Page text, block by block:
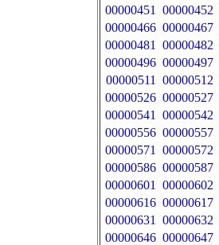
00000451
00000452
00000466 00000467
00000481
00000482
00000496 00000497
00000511
00000512
00000526 00000527
00000541
00000542
00000556 00000557
00000571
00000572
00000586 00000587
00000601
00000602
00000616 00000617
00000631
00000632
00000646 00000647